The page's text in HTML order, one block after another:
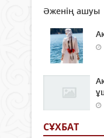
Әженің ашуы
СҰХБАТ